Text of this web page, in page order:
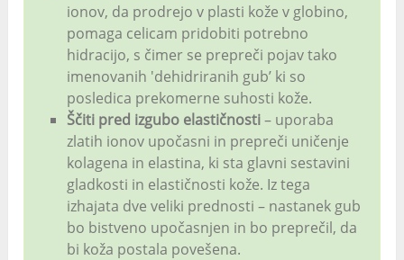
ionov, da prodrejo v plasti kože v globino,
pomaga celicam pridobiti potrebno
hidracijo, s čimer se prepreči pojav tako
imenovanih 'dehidriranih gub’ ki so
posledica prekomerne suhosti kože.
Ščiti pred izgubo elastičnosti– uporaba
zlatih ionov upočasni in prepreči uničenje
kolagena in elastina, ki sta glavni sestavini
gladkosti in elastičnosti kože. Iz tega
izhajata dve veliki prednosti – nastanek gub
bo bistveno upočasnjen in bo preprečil, da
bi koža postala povešena.